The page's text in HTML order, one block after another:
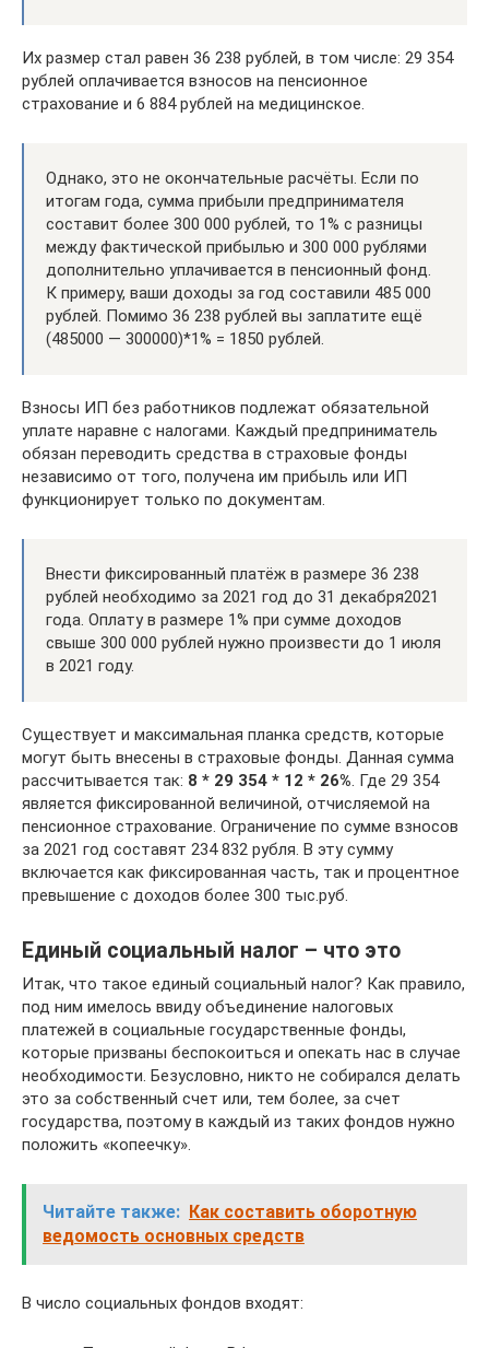
Их размер стал равен 36 238 рублей, в том числе: 29 354
рублей оплачивается взносов на пенсионное
страхование и 6 884 рублей на медицинское.
Однако, это не окончательные расчёты. Если по
итогам года, сумма прибыли предпринимателя
составит более 300 000 рублей, то 1% с разницы
между фактической прибылью и 300 000 рублями
дополнительно уплачивается в пенсионный фонд.
К примеру, ваши доходы за год составили 485 000
рублей. Помимо 36 238 рублей вы заплатите ещё
(485000 — 300000)*1% = 1850 рублей.
Взносы ИП без работников подлежат обязательной
уплате наравне с налогами. Каждый предприниматель
обязан переводить средства в страховые фонды
независимо от того, получена им прибыль или ИП
функционирует только по документам.
Внести фиксированный платёж в размере 36 238
рублей необходимо за 2021 год до 31 декабря2021
года. Оплату в размере 1% при сумме доходов
свыше 300 000 рублей нужно произвести до 1 июля
в 2021 году.
Существует и максимальная планка средств, которые
могут быть внесены в страховые фонды. Данная сумма
рассчитывается так: 8 * 29 354 * 12 * 26%. Где 29 354
является фиксированной величиной, отчисляемой на
пенсионное страхование. Ограничение по сумме взносов
за 2021 год составят 234 832 рубля. В эту сумму
включается как фиксированная часть, так и процентное
превышение с доходов более 300 тыс.руб.
Единый социальный налог – что это
Итак, что такое единый социальный налог? Как правило,
под ним имелось ввиду объединение налоговых
платежей в социальные государственные фонды,
которые призваны беспокоиться и опекать нас в случае
необходимости. Безусловно, никто не собирался делать
это за собственный счет или, тем более, за счет
государства, поэтому в каждый из таких фондов нужно
положить «копеечку».
Читайте также: Как составить оборотную
ведомость основных средств
В число социальных фондов входят: